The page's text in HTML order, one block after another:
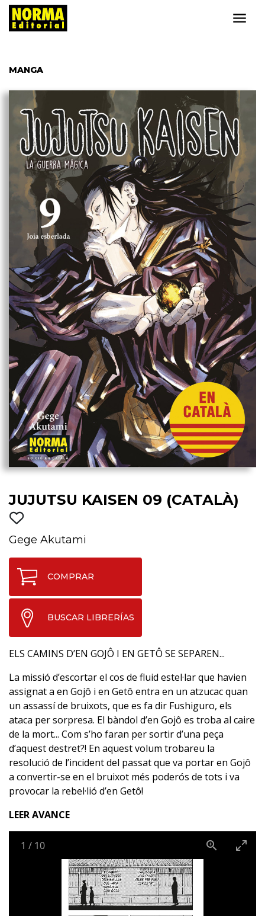
MANGA
JUJUTSU KAISEN 09 (CATALÀ)
Gege Akutami
COMPRAR
BUSCAR LIBRERÍAS
ELS CAMINS D’EN GOJÔ I EN GETÔ SE SEPAREN...
La missió d’escortar el cos de fluid estel·lar que havien
assignat a en Gojô i en Getô entra en un atzucac quan
un assassí de bruixots, que es fa dir Fushiguro, els
ataca per sorpresa. El bàndol d’en Gojô es troba al caire
de la mort... Com s’ho faran per sortir d’una peça
d’aquest destret?! En aquest volum trobareu la
resolució de l’incident del passat que va portar en Gojô
a convertir-se en el bruixot més poderós de tots i va
provocar la rebel·lió d’en Getô!
LEER AVANCE
1 / 10